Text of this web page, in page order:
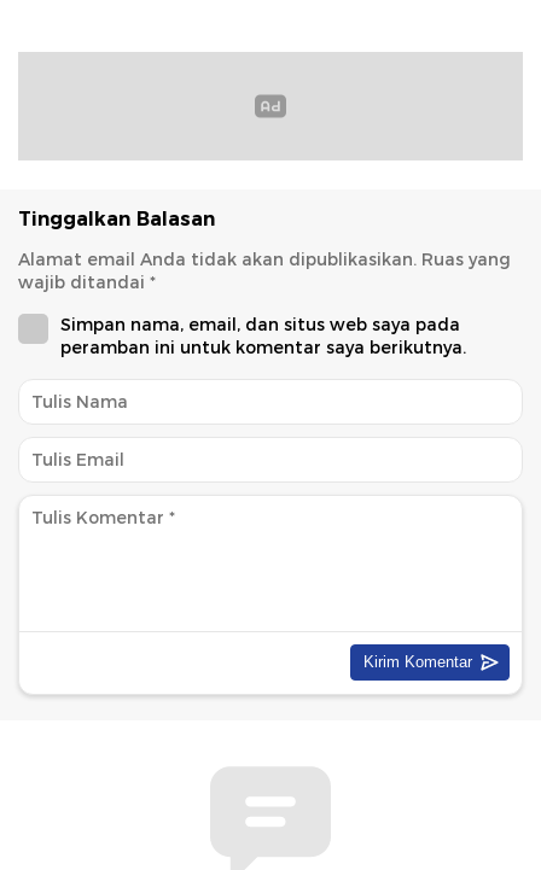
Tinggalkan Balasan
Alamat email Anda tidak akan dipublikasikan. Ruas yang
wajib ditandai *
Simpan nama, email, dan situs web saya pada
peramban ini untuk komentar saya berikutnya.